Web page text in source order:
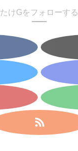
たけGをフォローする